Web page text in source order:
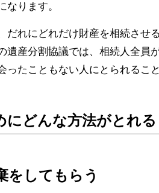
なります。
だれにどれだけ財産を相続させ
遺産分割協議では、相続人全員
ったこともない人にとられるこ
にどんな方法がとれる
をしてもらう